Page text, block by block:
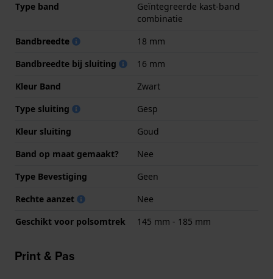
Type band
Geïntegreerde kast-band
combinatie
Bandbreedte
18 mm
Bandbreedte bij sluiting
16 mm
Kleur Band
Zwart
Type sluiting
Gesp
Kleur sluiting
Goud
Band op maat gemaakt?
Nee
Type Bevestiging
Geen
Rechte aanzet
Nee
Geschikt voor polsomtrek
145 mm - 185 mm
Print & Pas